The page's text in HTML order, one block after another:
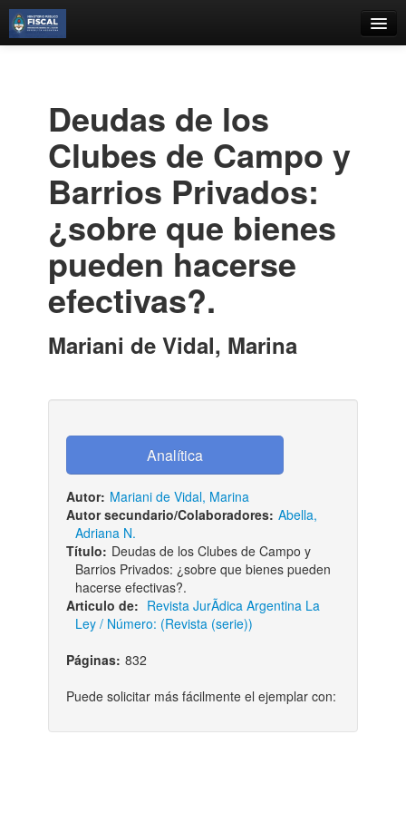
Estantes Virtuales
Contacto
Iniciar sesión
Deudas de los
Clubes de Campo y
Barrios Privados:
¿sobre que bienes
pueden hacerse
efectivas?.
Mariani de Vidal, Marina
Autor: Mariani de Vidal, Marina
Autor secundario/Colaboradores: Abella,
Adriana N.
Título: Deudas de los Clubes de Campo y
Barrios Privados: ¿sobre que bienes pueden
hacerse efectivas?.
Articulo de: Revista JurÃ­dica Argentina La
Ley / Número: (Revista (serie))
Páginas: 832
Puede solicitar más fácilmente el ejemplar con: